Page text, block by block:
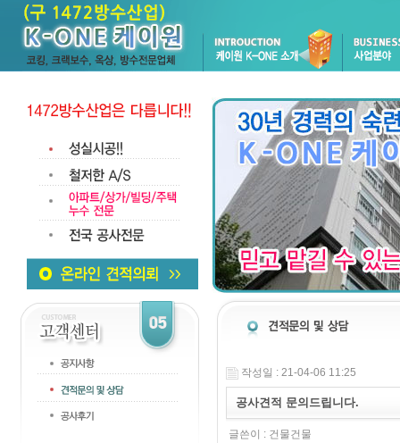
작성일 : 21-04-06 11:25
공사견적 문의드립니다.
글쓴이 : 건물건물